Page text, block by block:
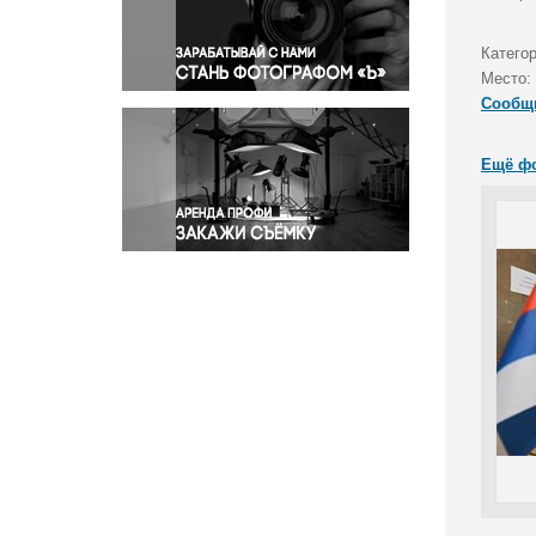
Правосудие
Происшествия и конфликты
Религия
Светская жизнь
Спорт
Экология
Экономика и бизнес
Место:
Ещё